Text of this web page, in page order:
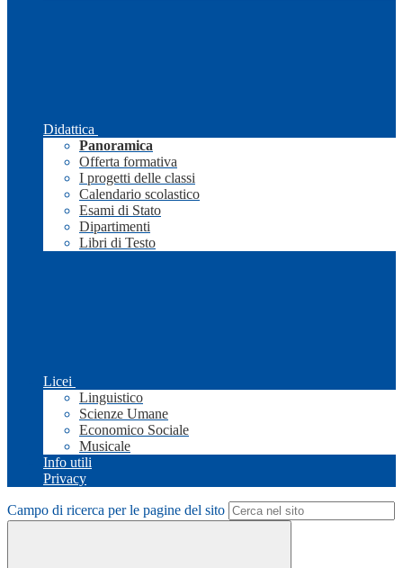
Didattica
Panoramica
Offerta formativa
I progetti delle classi
Calendario scolastico
Esami di Stato
Dipartimenti
Libri di Testo
Licei
Linguistico
Scienze Umane
Economico Sociale
Musicale
Info utili
Privacy
Campo di ricerca per le pagine del sito